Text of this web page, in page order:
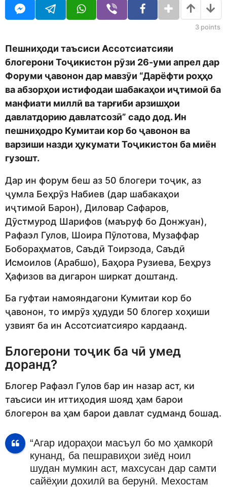
d
n
3 points
Пешниҳоди таъсиси Ассотсиатсияи
блогерони Тоҷикистон рӯзи 26-уми апрел дар
Форуми ҷавонон дар мавзӯи “Дарёфти роҳҳо
ва абзорҳои истифодаи шабакаҳои иҷтимоӣ ба
манфиати миллӣ ва тарғиби арзишҳои
давлатдорию давлатсозӣ” садо дод. Ин
пешниҳодро Кумитаи кор бо ҷавонон ва
варзиши назди ҳукумати Тоҷикистон ба миён
гузошт.
Дар ин форум беш аз 50 блогери тоҷик, аз
ҷумла Беҳрӯз Набиев (дар шабакаҳои
иҷтимоӣ Барон), Диловар Сафаров,
Дӯстмурод Шарифов (маъруф бо Донжуан),
Рафаэл Гулов, Шоира Пӯлотова, Музаффар
Бобораҳматов, Саъдӣ Тоирзода, Саъдӣ
Исмоилов (Арабшо), Баҳора Рузиева, Беҳруз
Ҳафизов ва дигарон ширкат доштанд.
Ба гуфтаи намояндагони Кумитаи кор бо
ҷавонон, то имрӯз ҳудуди 50 блогер хоҳиши
узвият ба ин Ассотсиатсияро кардаанд.
Блогерони тоҷик ба чӣ умед
доранд?
Блогер Рафаэл Гулов бар ин назар аст, ки
таъсиси ин иттиҳодия шояд ҳам барои
блогерон ва ҳам барои давлат судманд бошад.
“Агар идораҳои масъул бо мо ҳамкорӣ
кунанд, ба пешравиҳои зиёд ноил
шудан мумкин аст, махсусан дар самти
сайёҳии дохилӣ ва берунӣ. Мехостам